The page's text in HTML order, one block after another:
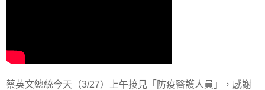
蔡英文總統今天（3/27）上午接見「防疫醫護人員」，感謝